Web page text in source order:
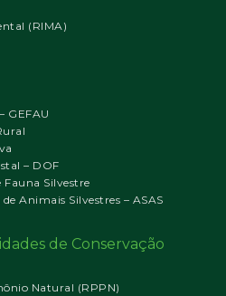
(RIMA)
GEFAU
– DOF
Silvestre
Animais Silvestres – ASAS
de Conservação
Natural (RPPN)